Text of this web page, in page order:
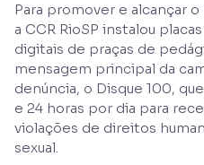
Para promover e alcançar
a CCR RioSP instalou
digitais de praças de
mensagem principal da
denúncia, o Disque 100,
e 24 horas por dia para
violações de direitos
sexual.